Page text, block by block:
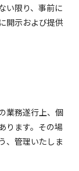
い限り、事前に
開示および提供
業務遂行上、個
ります。その場
、管理いたしま